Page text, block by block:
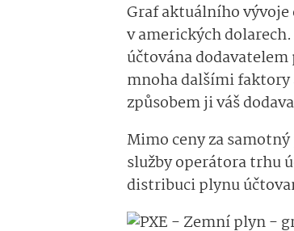
Graf aktuálního vývoje
v amerických
účtována
mnoha dalšími faktory
způsobem ji váš
Mimo ceny za
služby operátora trhu
distribuci plynu